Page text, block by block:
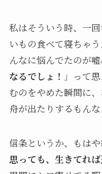
私はそういう時、一
いもの食べて寝ちゃ
んなに悩んでたのが
なるでしょ！ 」って
むのをやめた瞬間に
舟が出たりするもんな
信条というか、もはや
思っても、生きてれば